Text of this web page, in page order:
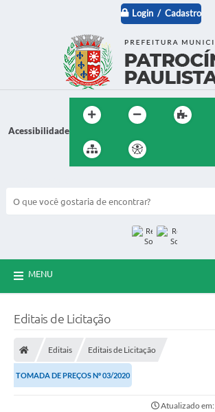
Login / Cadastro
Acessibilidade
MENU
Editais de Licitação
Editais Editais de Licitação
TOMADA DE PREÇOS Nº 03/2020
Atualizado